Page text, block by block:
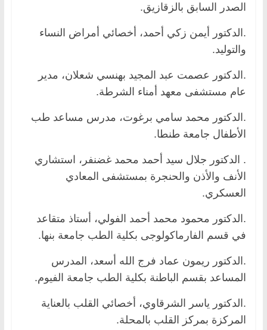
الصدر السابق بالزقازيق.
.الدكتور أيمن زكي أحمد، أخصائي أمراض النساء
والتوليد.
.الدكتور عصمت عبد المجيد بهنسي شعلان، مدير
عام مستشفى معهد أمناء الشرطة.
.الدكتور محمد سامي برغوت، مدرس مساعد طب
الأطفال جامعة طنطا.
. الدكتور جلال سيد أحمد محمد غضنفر، استشاري
الأنف والأذن والحنجرة بمستشفى المعادي
العسكري.
.الدكتور محمود محمد أحمد الفولي، أستاذ متقاعد
في قسم الفارماكولوجى بكلية الطب جامعة بنها.
.الدكتور ريمون عماد فرج الله أسعد، المدرس
المساعد بقسم الباطنة بكلية الطب جامعة الفيوم.
.الدكتور ياسر الشرقاوي، أخصائي القلب بالعناية
المركزة بمركز القلب بالمحلة.